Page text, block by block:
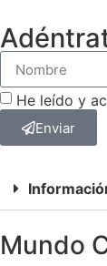
He leído y
Enviar
Mundo